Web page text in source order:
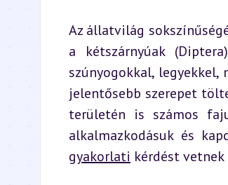
Az állatvilág
a kétszárnyúak
szúnyogokkal,
jelentősebb szerepet
területén is számos
alkalmazkodásuk és
gyakorlati kérdést vetnek